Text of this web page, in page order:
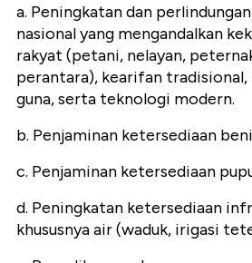
a. Peningkatan dan
nasional yang mengandalkan
rakyat (petani, nelayan,
perantara), kearifan
guna, serta teknologi modern.
b. Penjaminan ketersediaan
c. Penjaminan ketersediaan
d. Peningkatan ketersediaan
khususnya air (waduk, irigasi